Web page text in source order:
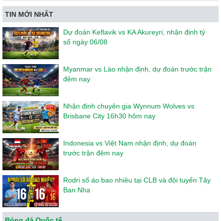
TIN MỚI NHẤT
Dự đoán Keflavik vs KA Akureyri, nhận định tỷ
số ngày 06/08
Myanmar vs Lào nhận định, dự đoán trước trận
đêm nay
Nhận định chuyên gia Wynnum Wolves vs
Brisbane City 16h30 hôm nay
Indonesia vs Việt Nam nhận định, dự đoán
trước trận đêm nay
Rodri số áo bao nhiêu tại CLB và đội tuyển Tây
Ban Nha